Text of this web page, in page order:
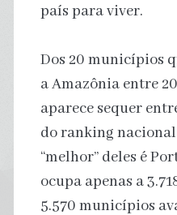
país para viver.
Dos 20 municípios
a Amazônia entre
aparece sequer
do ranking nacional
“melhor” deles é
ocupa apenas a
5.570 municípios